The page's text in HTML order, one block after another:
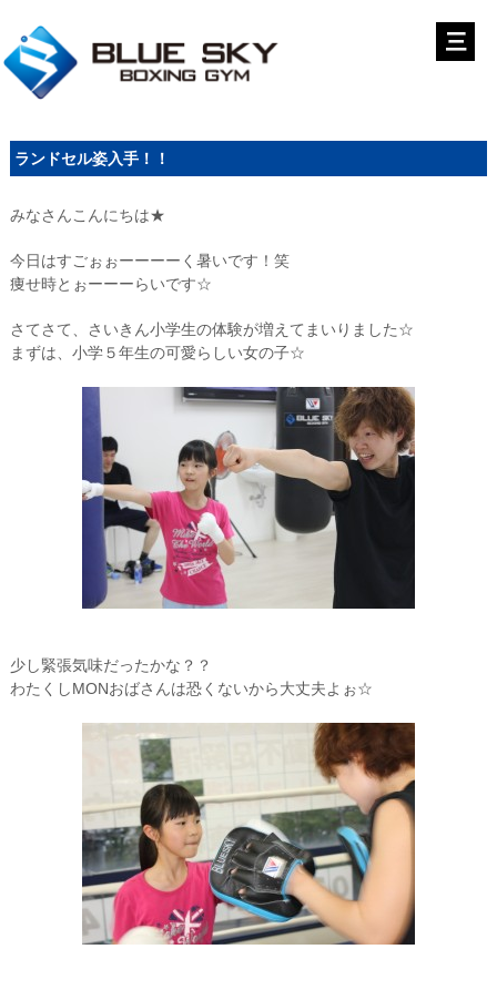
ランドセル姿入手！！
みなさんこんにちは★
今日はすごぉぉーーーーく暑いです！笑
痩せ時とぉーーーらいです☆
さてさて、さいきん小学生の体験が増えてまいりました☆
まずは、小学５年生の可愛らしい女の子☆
少し緊張気味だったかな？？
わたくしMONおばさんは恐くないから大丈夫よぉ☆